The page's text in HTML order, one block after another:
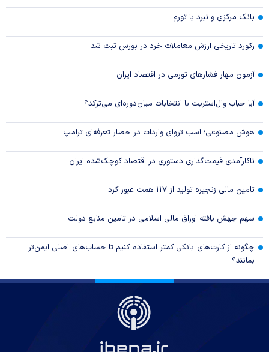
بانک مرکزی و نبرد با تورم
رکورد تاریخی ارزش معاملات خرد در بورس ثبت شد
آزمون مهار فشار‌های تورمی در اقتصاد ایران
آیا حباب وال‌استریت با انتخابات میان‌دوره‌ای می‌ترکد؟
هوش مصنوعی؛ اسب تروای واردات در حصار تعرفه‌ای ترامپ
ناکارآمدی قیمت‌گذاری دستوری در اقتصاد کوچک‌شده ایران
تامین مالی زنجیره تولید از ۱۱۷ همت عبور کرد
سهم جهش یافته اوراق مالی اسلامی در تامین منابع دولت
چگونه از کارت‌های بانکی کمتر استفاده کنیم تا حساب‌های اصلی ایمن‌تر
بمانند؟